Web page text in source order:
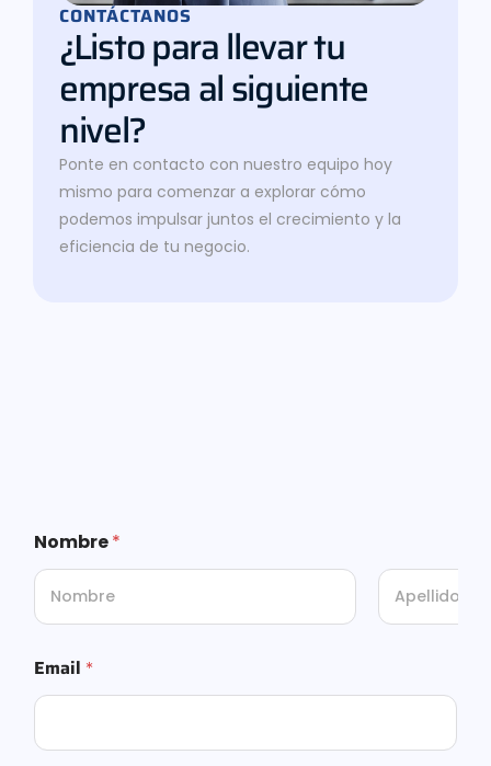
CONTÁCTANOS
¿Listo para llevar tu
empresa al siguiente
nivel?
Ponte en contacto con nuestro equipo hoy
mismo para comenzar a explorar cómo
podemos impulsar juntos el crecimiento y la
eficiencia de tu negocio.
Nombre*
First Last
Email *